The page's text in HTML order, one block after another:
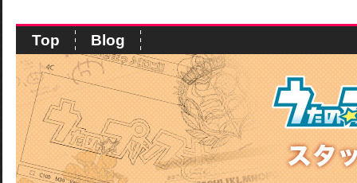
Top Blog